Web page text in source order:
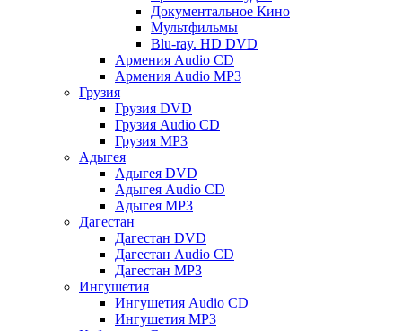
Документальное Кино
Мультфильмы
Blu-ray. HD DVD
Армения Audio CD
Армения Audio MP3
Грузия
Грузия DVD
Грузия Audio CD
Грузия MP3
Адыгея
Адыгея DVD
Адыгея Audio CD
Адыгея MP3
Дагестан
Дагестан DVD
Дагестан Audio CD
Дагестан MP3
Ингушетия
Ингушетия Audio CD
Ингушетия MP3